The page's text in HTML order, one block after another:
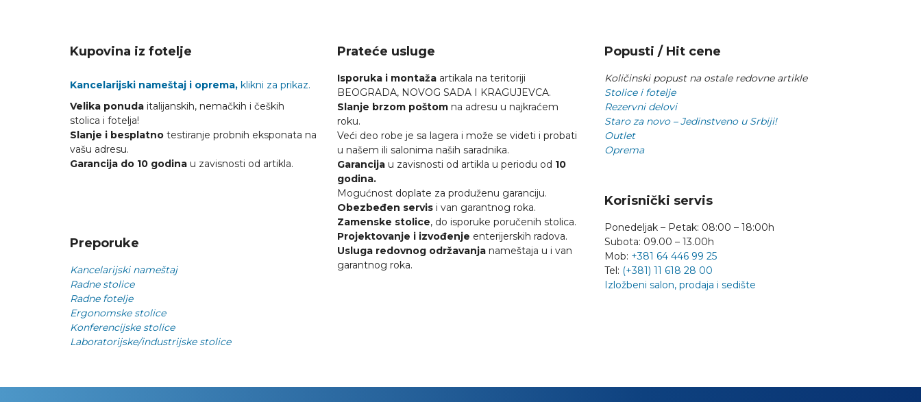
Kupovina iz fotelje
Kancelarijski nameštaj i oprema, klikni za prikaz.
Velika ponuda italijanskih, nemačkih i čeških
stolica i fotelja!
Slanje i besplatno testiranje probnih eksponata na
vašu adresu.
Garancija do 10 godina u zavisnosti od artikla.
Preporuke
Kancelarijski nameštaj
Radne stolice
Radne fotelje
Ergonomske stolice
Konferencijske stolice
Laboratorijske/industrijske stolice
Prateće usluge
Isporuka i montažaartikala na teritoriji
BEOGRADA, NOVOG SADA I KRAGUJEVCA.
Slanje brzom poštomna adresu u najkraćem
roku.
Veći deo robe je sa lagera i može se videti i probati
u našem ili salonima naših saradnika.
Garancijau zavisnosti od artikla u periodu od 10
godina.
Mogućnost doplate za produženu garanciju.
Obezbeđen servisi van garantnog roka.
Zamenske stolice, do isporuke poručenih stolica.
Projektovanje i izvođenje enterijerskih radova.
Usluga redovnog održavanjanameštaja u i van
garantnog roka.
Popusti / Hit cene
Količinski popust na ostale redovne artikle
Stolice i fotelje
Rezervni delovi
Staro za novo – Jedinstveno u Srbiji!
Outlet
Oprema
Korisnički servis
Ponedeljak – Petak: 08:00 – 18:00h
Subota: 09.00 – 13.00h
Mob: +381 64 446 99 25
Tel: (+381) 11 618 28 00
Izložbeni salon, prodaja i sedište